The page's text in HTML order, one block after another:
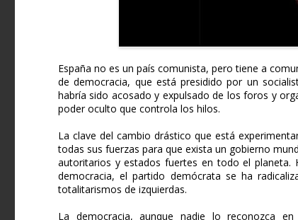
España no es un país comunista, pero tiene a
de democracia, que está presidido por un
habría sido acosado y expulsado de los foros y
poder oculto que controla los hilos.
La clave del cambio drástico que está
todas sus fuerzas para que exista un gobierno
autoritarios y estados fuertes en todo el planeta.
democracia, el partido demócrata se ha
totalitarismos de izquierdas.
La democracia, aunque nadie lo reconozca